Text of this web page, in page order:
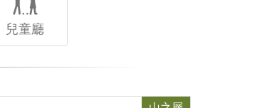
兒童廳